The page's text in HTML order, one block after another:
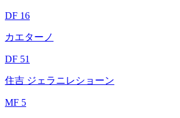
DF 16
カエターノ
DF 51
住吉 ジェラニレショーン
MF 5